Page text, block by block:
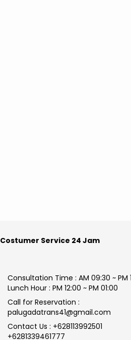
Costumer Service 24 Jam
Consultation Time : AM 09:30 ~ PM
Lunch Hour : PM 12:00 ~ PM 01:00
Call for Reservation :
palugadatrans41@gmail.com
Contact Us : +628113992501
+6281339461777